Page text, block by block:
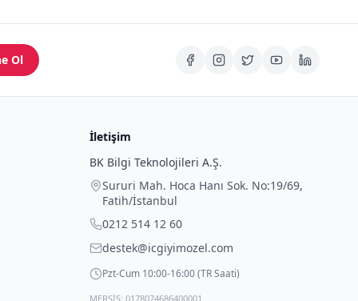
Ol
İletişim
BK Bilgi Teknolojileri A.Ş.
Sururi Mah. Hoca Hanı Sok. No:19/69,
Fatih/İstanbul
0212 514 12 60
destek@icgiyimozel.com
Pzt-Cum 10:00-16:00 (TR Saati)
MERSİS: 0178074686400001